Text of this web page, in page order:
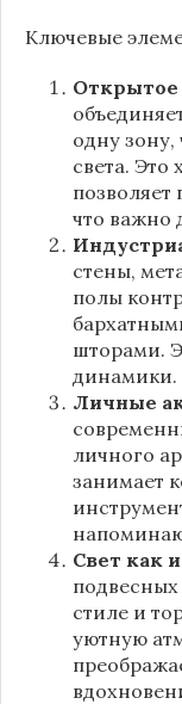
Ключевые
Открытое
одну
света. Это
позволяет
что важно
стены,
полы
шторами.
динамики.
Личные
личного
занимает
Свет как
стиле и
уютную